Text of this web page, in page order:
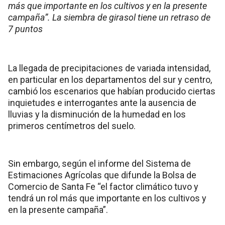
más que importante en los cultivos y en la presente
campaña”. La siembra de girasol tiene un retraso de
7 puntos
La llegada de precipitaciones de variada intensidad,
en particular en los departamentos del sur y centro,
cambió los escenarios que habían producido ciertas
inquietudes e interrogantes ante la ausencia de
lluvias y la disminución de la humedad en los
primeros centímetros del suelo.
Sin embargo, según el informe del Sistema de
Estimaciones Agrícolas que difunde la Bolsa de
Comercio de Santa Fe “el factor climático tuvo y
tendrá un rol más que importante en los cultivos y
en la presente campaña”.